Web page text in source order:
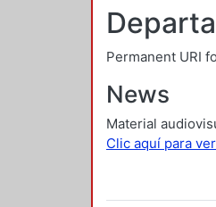
Permanent URI
News
Material
Clic aquí para